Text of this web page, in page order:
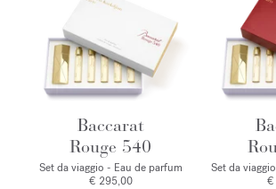
Baccarat
Rouge 540
Set da viaggio - Eau de parfum
€ 295,00
Set da
€